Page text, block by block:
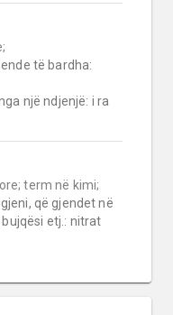
term në kimi;
që gjendet në
etj.: nitrat